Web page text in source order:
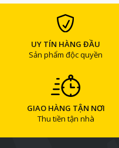
UY TÍN HÀNG ĐẦU
Sản phẩm độc quyền
GIAO HÀNG TẬN NƠI
Thu tiền tận nhà